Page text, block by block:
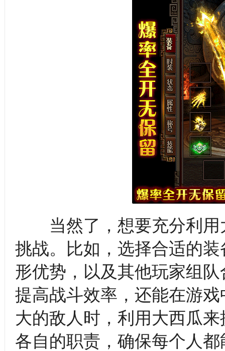
当然了，想要充分利用
挑战。比如，选择合适的
形优势，以及其他玩家组
提高战斗效率，还能在游
大的敌人时，利用大西瓜
各自的职责，确保每个人